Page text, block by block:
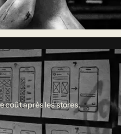
coût après les stores.